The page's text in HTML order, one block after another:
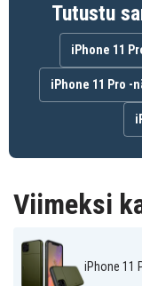
Tutustu
iPhone 11
iPhone 11 Pro -
Viimeksi
iPhone 11